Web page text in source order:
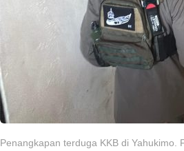
Penangkapan terduga KKB di Yahukimo.